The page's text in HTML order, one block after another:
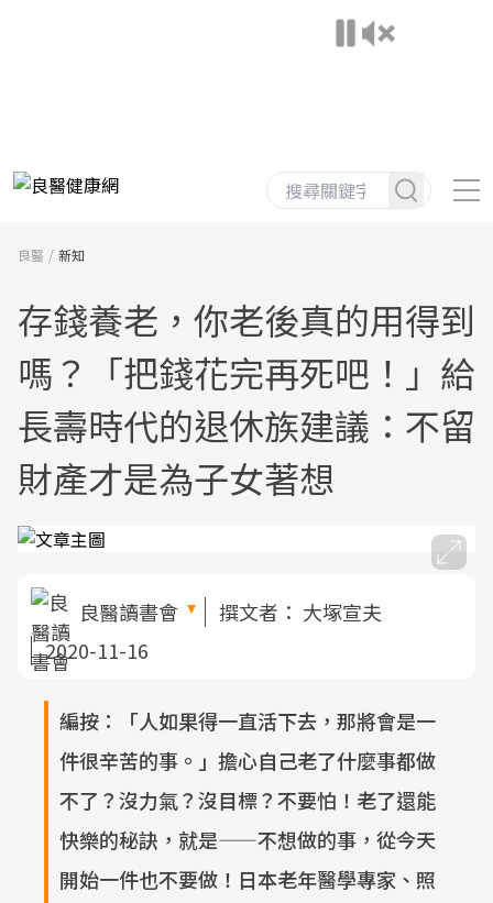
良醫 新知
存錢養老，你老後真的用得到
嗎？「把錢花完再死吧！」給
長壽時代的退休族建議：不留
財產才是為子女著想
良醫讀書會 撰文者： 大塚宣夫
2020-11-16
編按：「人如果得一直活下去，那將會是一
件很辛苦的事。」擔心自己老了什麼事都做
不了？沒力氣？沒目標？不要怕！老了還能
快樂的秘訣，就是——不想做的事，從今天
開始一件也不要做！日本老年醫學專家、照